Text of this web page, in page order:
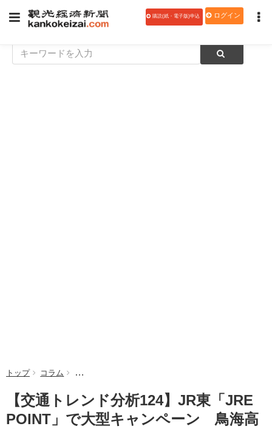
購読(紙・電子版)申込 ログイン
トップ コラム 【交通トレンド分析124】JR東「JRE POINT」で大
【交通トレンド分析124】JR東「JRE
POINT」で大型キャンペーン 鳥海高